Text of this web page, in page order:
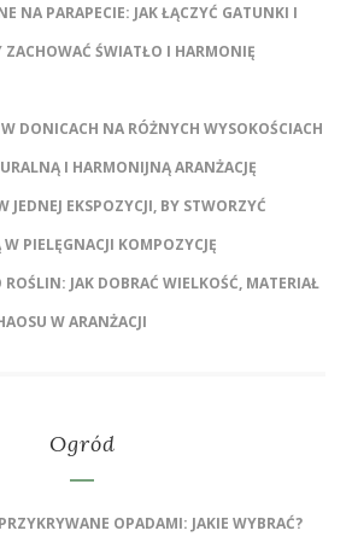
NA PARAPECIE: JAK ŁĄCZYĆ GATUNKI I
ZACHOWAĆ ŚWIATŁO I HARMONIĘ
DONICACH NA RÓŻNYCH WYSOKOŚCIACH
I HARMONIJNĄ ARANŻACJĘ
JEDNEJ EKSPOZYCJI, BY STWORZYĆ
PIELĘGNACJI KOMPOZYCJĘ
JAK DOBRAĆ WIELKOŚĆ, MATERIAŁ
W ARANŻACJI
Ogród
OPADAMI: JAKIE WYBRAĆ?